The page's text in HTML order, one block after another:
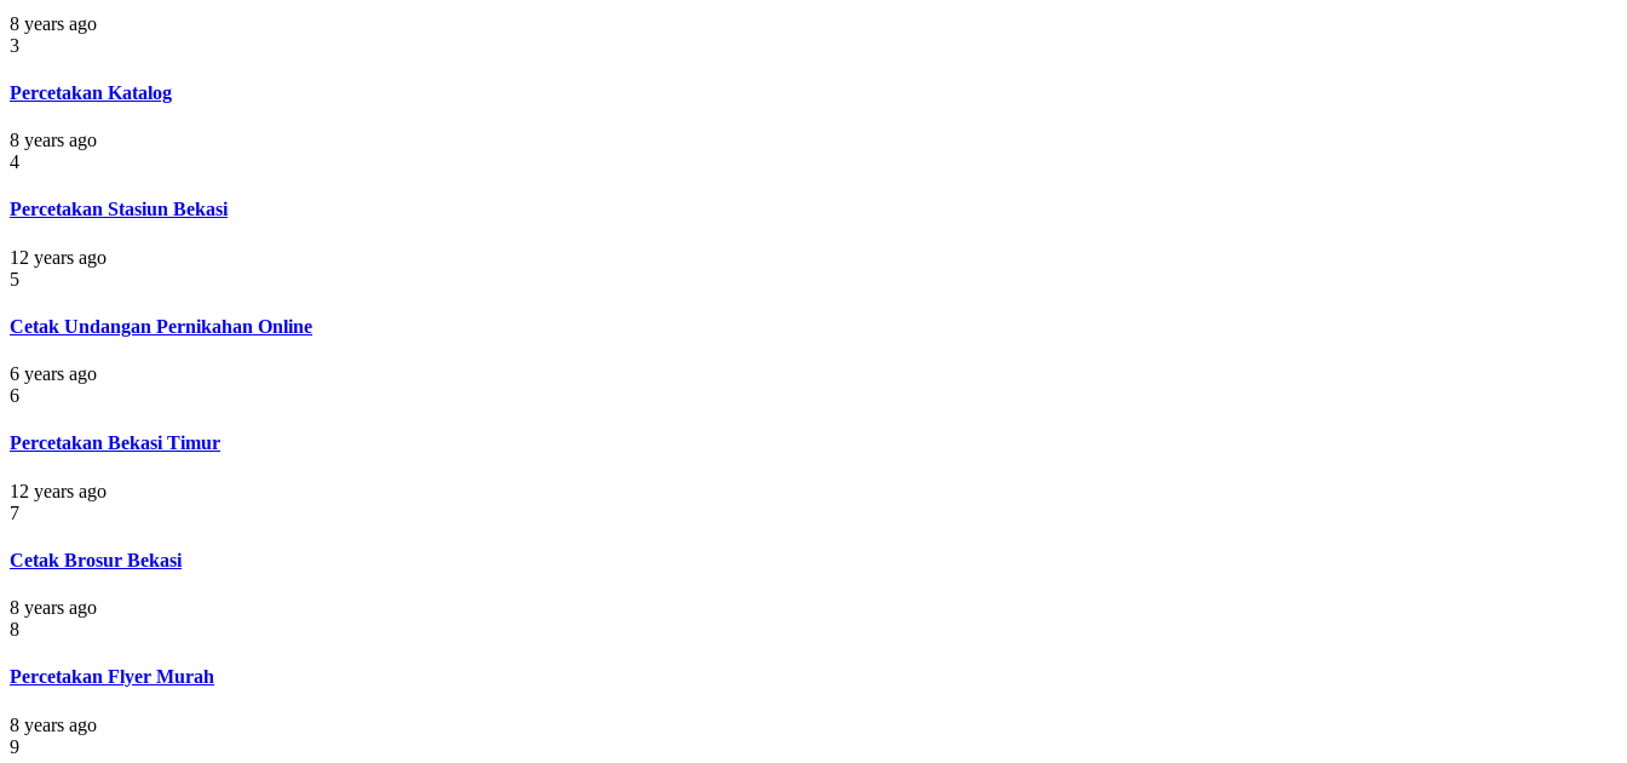
8 years ago
3
Percetakan Katalog
8 years ago
4
Percetakan Stasiun Bekasi
12 years ago
5
Cetak Undangan Pernikahan Online
6 years ago
6
Percetakan Bekasi Timur
12 years ago
7
Cetak Brosur Bekasi
8 years ago
8
Percetakan Flyer Murah
8 years ago
9